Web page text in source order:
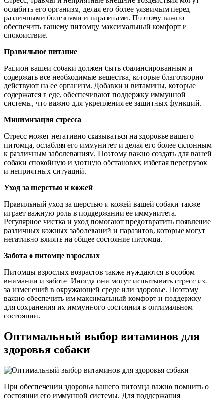
ослабить его организм, делая его более уязвимым перед
различными болезнями и паразитами. Поэтому важно
обеспечить вашему питомцу максимальный комфорт и
спокойствие.
Правильное питание
Рацион вашей собаки должен быть сбалансированным и
содержать все необходимые вещества, которые благотворно
действуют на ее организм. Добавки и витамины, которые
содержатся в еде, обеспечивают поддержку иммунной
системы, что важно для укрепления ее защитных функций.
Минимизация стресса
Стресс может негативно сказываться на здоровье вашего
питомца, ослабляя его иммунитет и делая его более склонным
к различным заболеваниям. Поэтому важно создать для вашей
собаки спокойную и уютную обстановку, избегая перегрузок
и неприятных ситуаций.
Уход за шерстью и кожей
Правильный уход за шерстью и кожей вашей собаки также
играет важную роль в поддержании ее иммунитета.
Регулярное чистка и уход помогают предотвратить появление
различных кожных заболеваний и паразитов, которые могут
негативно влиять на общее состояние питомца.
Забота о питомце взрослых
Питомцы взрослых возрастов также нуждаются в особом
внимании и заботе. Иногда они могут испытывать стресс из-
за изменений в окружающей среде или здоровье. Поэтому
важно обеспечить им максимальный комфорт и поддержку
для сохранения их иммунного состояния в оптимальном
состоянии.
Оптимальный выбор витаминов для
здоровья собаки
При обеспечении здоровья вашего питомца важно помнить о
состоянии его иммунной системы. Для поддержания